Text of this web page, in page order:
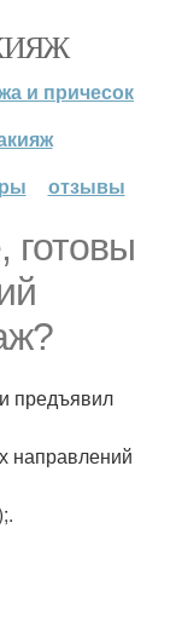
и причесок
отзывы
готовы
предъявил
направлений